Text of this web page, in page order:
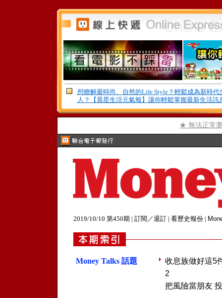
想瞭解最時尚、自然的Life Style？輕鬆成為新時代
人？【晨星生活元氣報】讓你輕鬆掌握最新生活訊
★ 無法正常
2019/10/10 第450期 | 訂閱／退訂 | 看歷史報份 |
Money Talks 話題
收息族做好這5
2
把風險當朋友